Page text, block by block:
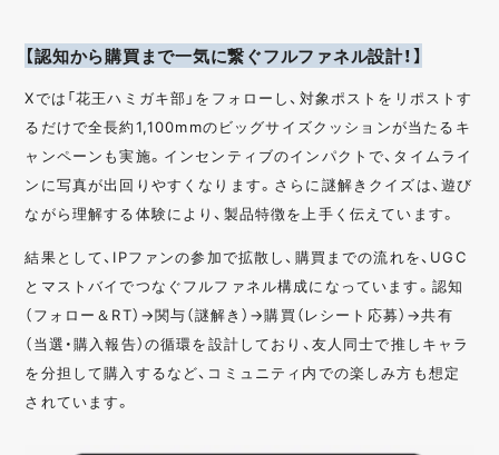
【認知から購買まで一気に繋ぐフルファネル設計！】
Xでは「花王ハミガキ部」をフォローし、対象ポストをリポストす
るだけで全長約1,100mmのビッグサイズクッションが当たるキ
ャンペーンも実施。インセンティブのインパクトで、タイムライ
ンに写真が出回りやすくなります。さらに謎解きクイズは、遊び
ながら理解する体験により、製品特徴を上手く伝えています。
結果として、IPファンの参加で拡散し、購買までの流れを、UGC
とマストバイでつなぐフルファネル構成になっています。認知
（フォロー＆RT）→関与（謎解き）→購買（レシート応募）→共有
（当選・購入報告）の循環を設計しており、友人同士で推しキャラ
を分担して購入するなど、コミュニティ内での楽しみ方も想定
されています。